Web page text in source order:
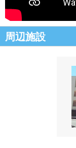
周辺施設